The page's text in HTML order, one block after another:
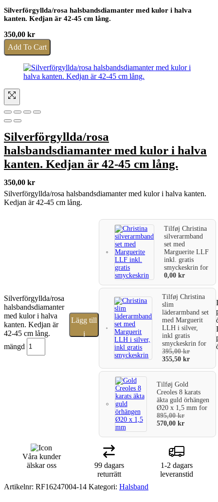
Silverförgyllda/rosa halsbandsdiamanter med kulor i halva
kanten. Kedjan är 42-45 cm lång.
350,00 kr
Add To Cart
Silverförgyllda/rosa
halsbandsdiamanter med kulor i halva
kanten. Kedjan är 42-45 cm lång.
350,00 kr
Silverförgyllda/rosa halsbandsdiamanter med kulor i halva kanten.
Kedjan är 42-45 cm lång.
Silverförgyllda/rosa
halsbandsdiamanter
med kulor i halva
kanten. Kedjan är
42-45 cm lång.
mängd
Lägg till
i
TilføjChristina
silverarmband
set med
Marguerite LLF
inkl. gratis
smyckeskrinfor
0,00kr
TilføjChristina
slim
läderarmband set
med Marguerit
LLH i silver,
inkl gratis
smyckeskrinfor
395,00kr
355,50kr
TilføjGold
Creoles 8 karats
äkta guld örhängen
Ø20 x 1,5 mmfor
895,00kr
570,00kr
Våra kunder
älskar oss
99 dagars
returrätt
1-2 dagars
leveranstid
Artikelnr: RF16247004-14 Kategori: Halsband